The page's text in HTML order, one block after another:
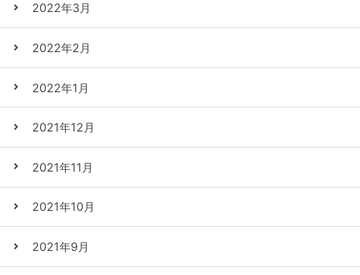
2022年3月
2022年2月
2022年1月
2021年12月
2021年11月
2021年10月
2021年9月